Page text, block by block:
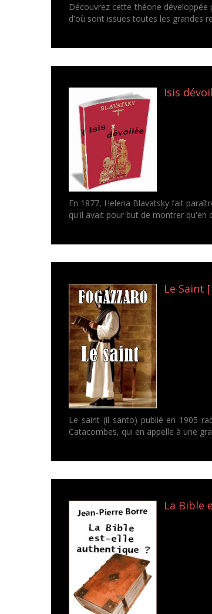
Découvrez cette théorie développée
d'où sont issues toutes les grandes
Isis
En 1877, Helena Blavatsky fait
qu'il avait pour but de montrer qu'en
Le Saint
Le saint (il santo) publié en 1905
Catacombes, qui en appelle à une
La Bible